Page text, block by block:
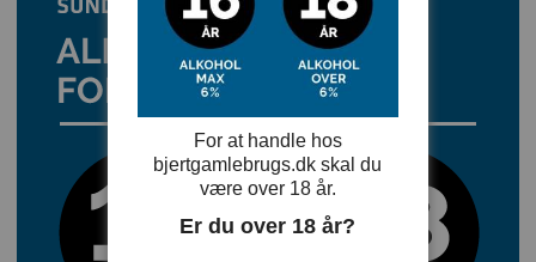
For at handle hos
bjertgamlebrugs.dk skal du
være over 18 år.
Er du over 18 år?